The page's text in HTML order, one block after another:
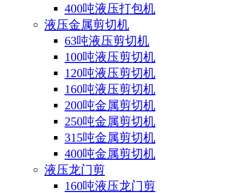
400吨液压打包机
液压金属剪切机
63吨液压剪切机
100吨液压剪切机
120吨液压剪切机
160吨液压剪切机
200吨金属剪切机
250吨金属剪切机
315吨金属剪切机
400吨金属剪切机
液压龙门剪
160吨液压龙门剪